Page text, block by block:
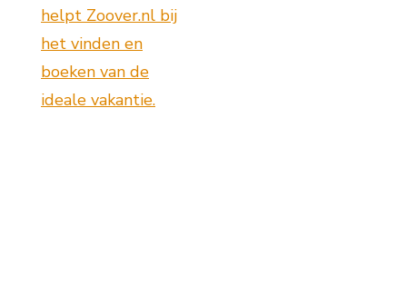
helpt Zoover.nl bij
het vinden en
boeken van de
ideale vakantie.